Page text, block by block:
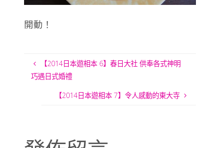
開動！
【2014日本遊相本 6】春日大社 供奉各式神明
巧遇日式婚禮
【2014日本遊相本 7】令人感動的東大寺